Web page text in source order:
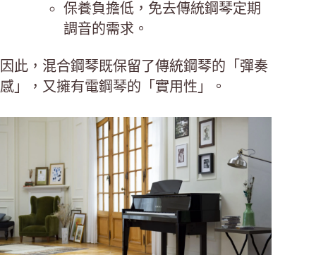
保養負擔低，免去傳統鋼琴定期
調音的需求。
因此，混合鋼琴既保留了傳統鋼琴的「彈奏
感」，又擁有電鋼琴的「實用性」。